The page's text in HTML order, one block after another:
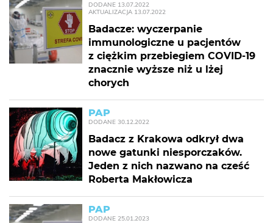
DODANE 13.07.2022
AKTUALIZACJA 13.07.2022
Badacze: wyczerpanie
immunologiczne u pacjentów
z ciężkim przebiegiem COVID-19
znacznie wyższe niż u lżej
chorych
PAP
DODANE 30.12.2022
Badacz z Krakowa odkrył dwa
nowe gatunki niesporczaków.
Jeden z nich nazwano na cześć
Roberta Makłowicza
PAP
DODANE 25.01.2023